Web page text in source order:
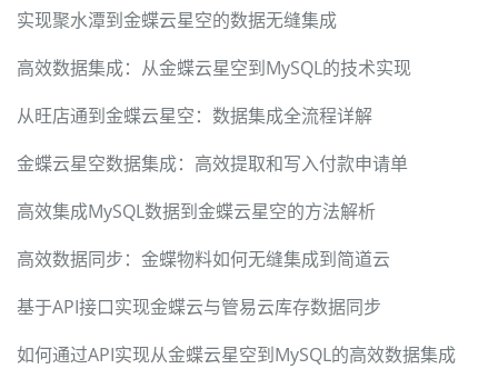
实现聚水潭到金蝶云星空的数据无缝集成
高效数据集成：从金蝶云星空到MySQL的技术实现
从旺店通到金蝶云星空：数据集成全流程详解
金蝶云星空数据集成：高效提取和写入付款申请单
高效集成MySQL数据到金蝶云星空的方法解析
高效数据同步：金蝶物料如何无缝集成到简道云
基于API接口实现金蝶云与管易云库存数据同步
如何通过API实现从金蝶云星空到MySQL的高效数据集成